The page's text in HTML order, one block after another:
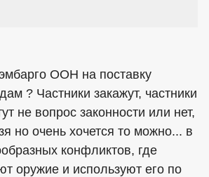
ООН на поставку
? Частники закажут, частники
не вопрос законности или нет,
но очень хочется то можно... в
конфликтов, где
оружие и используют его по